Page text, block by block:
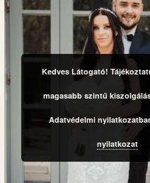
Kedves Látogató!
magasabb szintű
Adatvédelmi
nyilatkozat